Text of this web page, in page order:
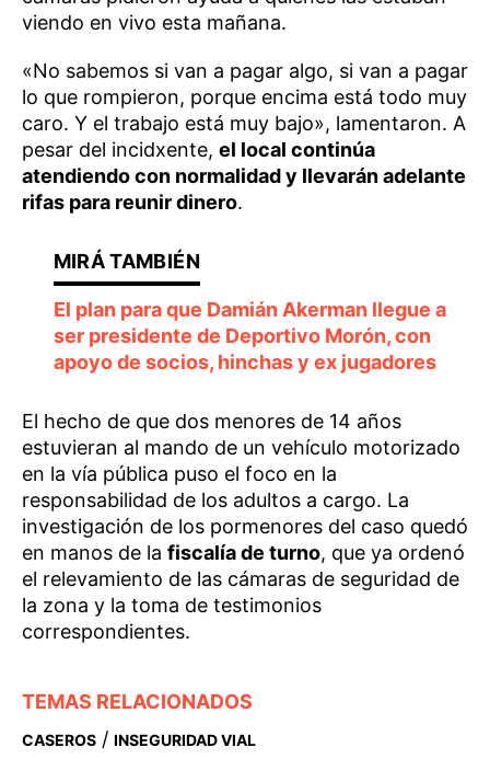
viendo en vivo esta mañana.
«No sabemos si van a pagar algo, si van a pagar
lo que rompieron, porque encima está todo muy
caro. Y el trabajo está muy bajo», lamentaron. A
pesar del incidxente, el local continúa
atendiendo con normalidad y llevarán adelante
rifas para reunir dinero.
El plan para que Damián Akerman llegue a
ser presidente de Deportivo Morón, con
apoyo de socios, hinchas y ex jugadores
El hecho de que dos menores de 14 años
estuvieran al mando de un vehículo motorizado
en la vía pública puso el foco en la
responsabilidad de los adultos a cargo. La
investigación de los pormenores del caso quedó
en manos de la fiscalía de turno, que ya ordenó
el relevamiento de las cámaras de seguridad de
la zona y la toma de testimonios
correspondientes.
TEMAS RELACIONADOS
CASEROS / INSEGURIDAD VIAL